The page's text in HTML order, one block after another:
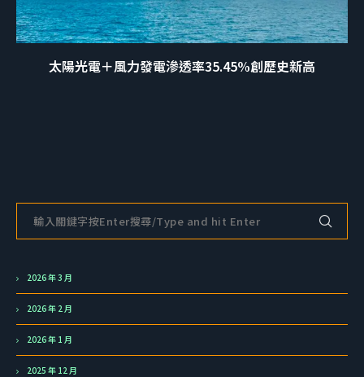
太陽光電＋風力發電滲透率35.45%創歷史新高
2026 年 3 月
2026 年 2 月
2026 年 1 月
2025 年 12 月